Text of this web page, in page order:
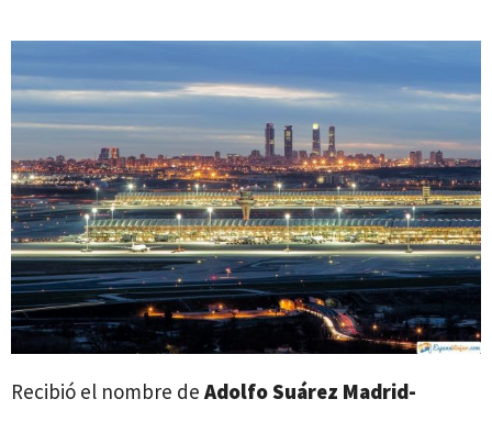
Recibió el nombre de Adolfo Suárez Madrid-